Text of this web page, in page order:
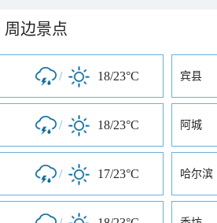
周边景点
/ 18/23°C 宾县
/ 18/23°C 阿城
/ 17/23°C 哈尔滨